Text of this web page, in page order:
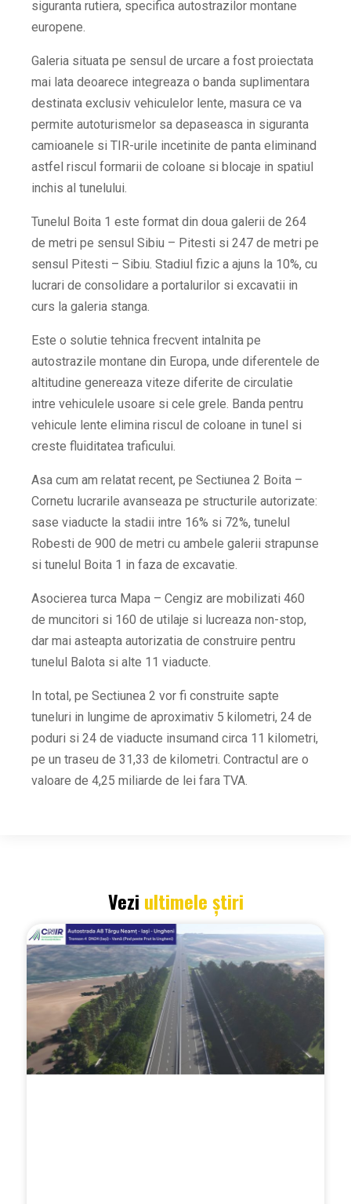
siguranta rutiera, specifica autostrazilor montane
europene.
Galeria situata pe sensul de urcare a fost proiectata
mai lata deoarece integreaza o banda suplimentara
destinata exclusiv vehiculelor lente, masura ce va
permite autoturismelor sa depaseasca in siguranta
camioanele si TIR-urile incetinite de panta eliminand
astfel riscul formarii de coloane si blocaje in spatiul
inchis al tunelului.
Tunelul Boita 1 este format din doua galerii de 264
de metri pe sensul Sibiu – Pitesti si 247 de metri pe
sensul Pitesti – Sibiu. Stadiul fizic a ajuns la 10%, cu
lucrari de consolidare a portalurilor si excavatii in
curs la galeria stanga.
Este o solutie tehnica frecvent intalnita pe
autostrazile montane din Europa, unde diferentele de
altitudine genereaza viteze diferite de circulatie
intre vehiculele usoare si cele grele. Banda pentru
vehicule lente elimina riscul de coloane in tunel si
creste fluiditatea traficului.
Asa cum am relatat recent, pe Sectiunea 2 Boita –
Cornetu lucrarile avanseaza pe structurile autorizate:
sase viaducte la stadii intre 16% si 72%, tunelul
Robesti de 900 de metri cu ambele galerii strapunse
si tunelul Boita 1 in faza de excavatie.
Asocierea turca Mapa – Cengiz are mobilizati 460
de muncitori si 160 de utilaje si lucreaza non-stop,
dar mai asteapta autorizatia de construire pentru
tunelul Balota si alte 11 viaducte.
In total, pe Sectiunea 2 vor fi construite sapte
tuneluri in lungime de aproximativ 5 kilometri, 24 de
poduri si 24 de viaducte insumand circa 11 kilometri,
pe un traseu de 31,33 de kilometri. Contractul are o
valoare de 4,25 miliarde de lei fara TVA.
Vezi ultimele știri